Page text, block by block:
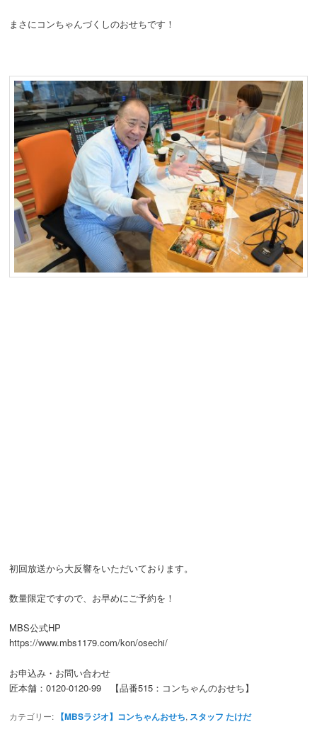
まさにコンちゃんづくしのおせちです！
初回放送から大反響をいただいております。
数量限定ですので、お早めにご予約を！
MBS公式HP
https://www.mbs1179.com/kon/osechi/
お申込み・お問い合わせ
匠本舗：0120-0120-99 【品番515：コンちゃんのおせち】
カテゴリー: 【MBSラジオ】コンちゃんおせち, スタッフ たけだ